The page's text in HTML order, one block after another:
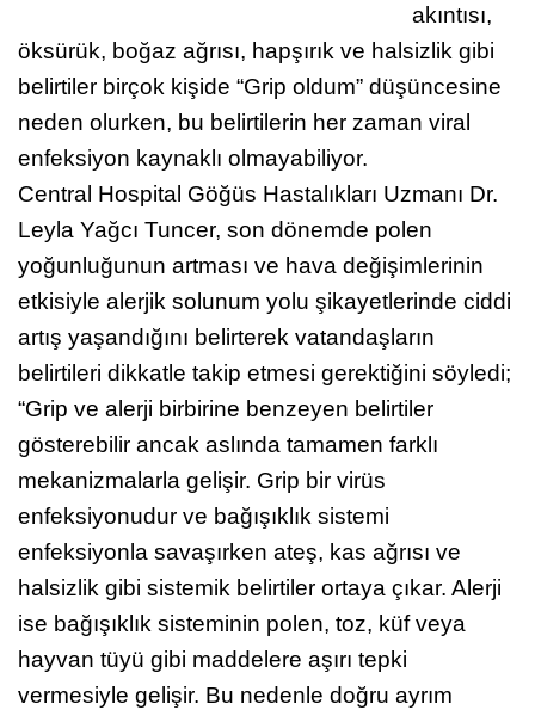
akıntısı,
öksürük, boğaz ağrısı, hapşırık ve halsizlik gibi
belirtiler birçok kişide “Grip oldum” düşüncesine
neden olurken, bu belirtilerin her zaman viral
enfeksiyon kaynaklı olmayabiliyor.
Central Hospital Göğüs Hastalıkları Uzmanı Dr.
Leyla Yağcı Tuncer, son dönemde polen
yoğunluğunun artması ve hava değişimlerinin
etkisiyle alerjik solunum yolu şikayetlerinde ciddi
artış yaşandığını belirterek vatandaşların
belirtileri dikkatle takip etmesi gerektiğini söyledi;
“Grip ve alerji birbirine benzeyen belirtiler
gösterebilir ancak aslında tamamen farklı
mekanizmalarla gelişir. Grip bir virüs
enfeksiyonudur ve bağışıklık sistemi
enfeksiyonla savaşırken ateş, kas ağrısı ve
halsizlik gibi sistemik belirtiler ortaya çıkar. Alerji
ise bağışıklık sisteminin polen, toz, küf veya
hayvan tüyü gibi maddelere aşırı tepki
vermesiyle gelişir. Bu nedenle doğru ayrım